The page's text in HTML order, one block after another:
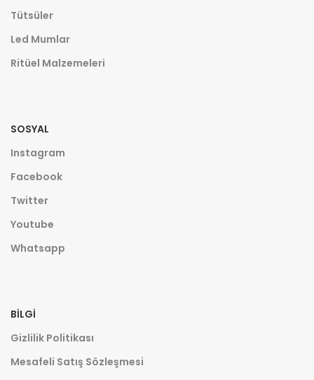
Tütsüler
Led Mumlar
Ritüel Malzemeleri
SOSYAL
Instagram
Facebook
Twitter
Youtube
Whatsapp
BILGI
Gizlilik Politikası
Mesafeli Satış Sözleşmesi